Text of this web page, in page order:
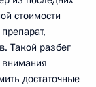
стоимости
Такой разбег
внимания
достаточные